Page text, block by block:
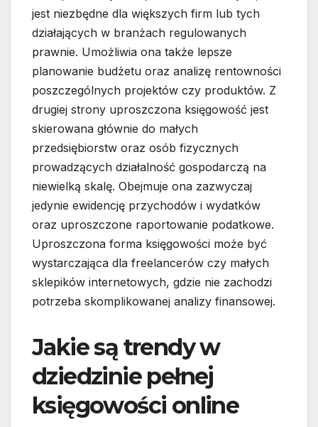
jest niezbędne dla większych firm lub tych
działających w branżach regulowanych
prawnie. Umożliwia ona także lepsze
planowanie budżetu oraz analizę rentowności
poszczególnych projektów czy produktów. Z
drugiej strony uproszczona księgowość jest
skierowana głównie do małych
przedsiębiorstw oraz osób fizycznych
prowadzących działalność gospodarczą na
niewielką skalę. Obejmuje ona zazwyczaj
jedynie ewidencję przychodów i wydatków
oraz uproszczone raportowanie podatkowe.
Uproszczona forma księgowości może być
wystarczająca dla freelancerów czy małych
sklepików internetowych, gdzie nie zachodzi
potrzeba skomplikowanej analizy finansowej.
Jakie są trendy w
dziedzinie pełnej
księgowości online